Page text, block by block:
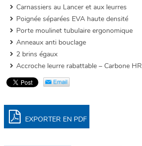
Carnassiers au Lancer et aux leurres
Poignée séparées EVA haute densité
Porte moulinet tubulaire ergonomique
Anneaux anti bouclage
2 brins égaux
Accroche leurre rabattable – Carbone HR
EXPORTER EN PDF